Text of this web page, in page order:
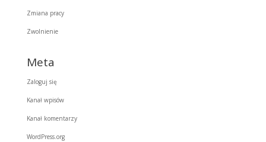
Zmiana pracy
Zwolnienie
Meta
Zaloguj się
Kanał wpisów
Kanał komentarzy
WordPress.org